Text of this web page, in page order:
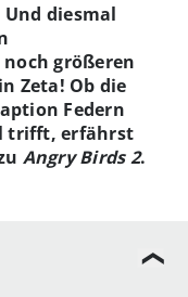
diesmal
größeren
Zeta! Ob die
Federn
trifft, erfährst
Angry Birds 2.